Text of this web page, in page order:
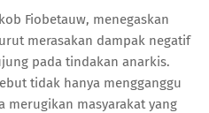
Fiobetauw, menegaskan
merasakan dampak negatif
pada tindakan anarkis.
tidak hanya mengganggu
masyarakat yang